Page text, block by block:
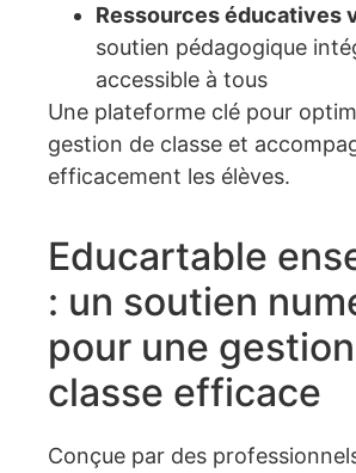
Ressources éducatives
soutien pédagogique
accessible à tous
Une plateforme clé pour
gestion de classe et
efficacement les élèves.
Educartable
: un soutien
pour une
classe efficace
Conçue par des